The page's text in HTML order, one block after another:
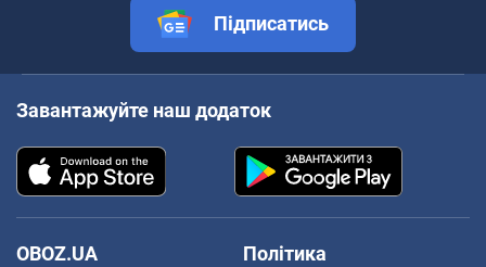
Підписатись
Завантажуйте наш додаток
OBOZ.UA
Політика